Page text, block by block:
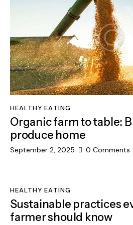
HEALTHY EATING
Organic farm to table:
produce home
September 2, 2025 0 Comments
HEALTHY EATING
Sustainable practices
farmer should know